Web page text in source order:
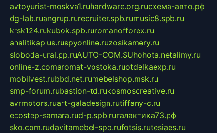
avtoyurist-moskva1.ruhardware.org.ruсхема-авто.рф
dg-lab.ruangrup.rurecruiter.spb.rumusic8.spb.ru
krsk124.rukubok.spb.ruromanofforex.ru
analitikaplus.ruspyonline.ruzosikamery.ru
sloboda-ural.pp.ruAUTO-COM.SUhohota.netalimy.ru
online-z.comaromat-vostoka.ruotdelkaexp.ru
mobilvest.rubbd.net.rumebelshop.msk.ru
smp-forum.rubastion-td.rukosmoscreative.ru
avrmotors.ruart-galadesign.rutiffany-c.ru
ecostep-samara.rud-p.spb.ruгалактика73.рф
sko.com.rudavitamebel-spb.rufotsis.rutesiaes.ru